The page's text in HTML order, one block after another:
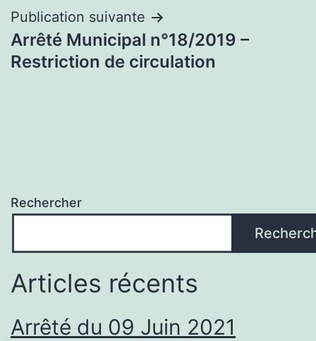
Publication suivante
Arrêté Municipal n°18/2019 –
Restriction de circulation
Rechercher
Articles récents
Arrêté du 09 Juin 2021